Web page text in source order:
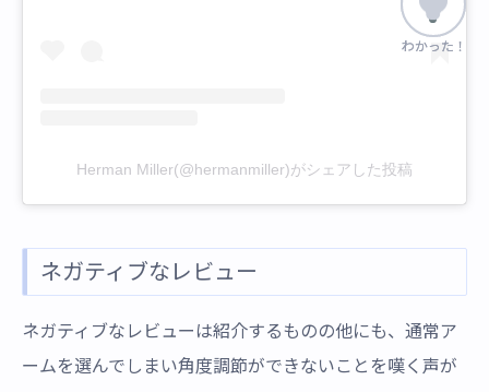
Herman Miller(@hermanmiller)がシェアした投稿
ネガティブなレビュー
ネガティブなレビューは紹介するものの他にも、通常ア
ームを選んでしまい角度調節ができないことを嘆く声が
わかった！
わかった！